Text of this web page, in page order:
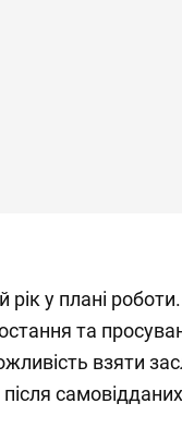
у плані роботи.
та
взяти